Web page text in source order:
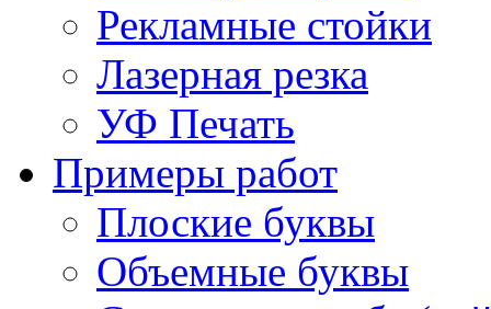
Рекламные стойки
Лазерная резка
УФ Печать
Примеры работ
Плоские буквы
Объемные буквы